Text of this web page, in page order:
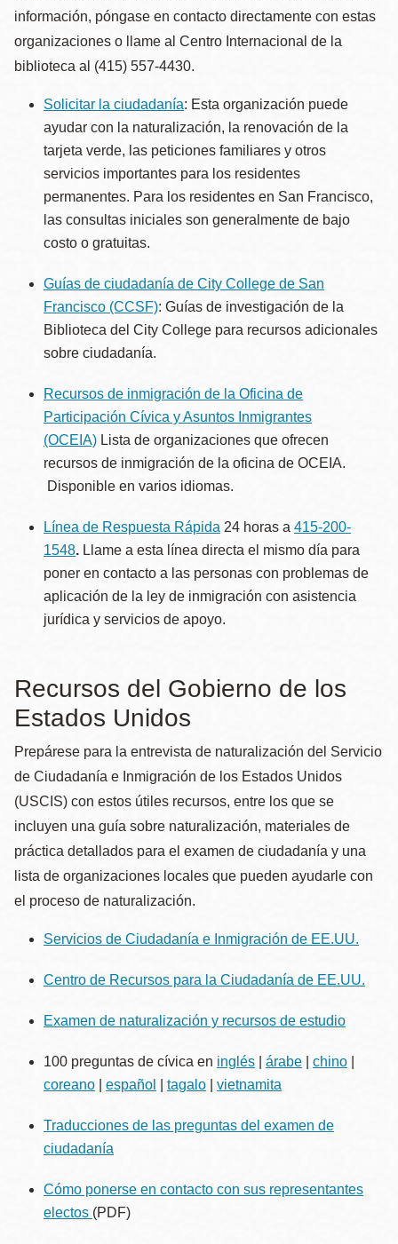
información, póngase en contacto directamente con estas
organizaciones o llame al Centro Internacional de la
biblioteca al (415) 557-4430.
Solicitar la ciudadanía: Esta organización puede
ayudar con la naturalización, la renovación de la
tarjeta verde, las peticiones familiares y otros
servicios importantes para los residentes
permanentes. Para los residentes en San Francisco,
las consultas iniciales son generalmente de bajo
costo o gratuitas.
Guías de ciudadanía de City College de San
Francisco (CCSF): Guías de investigación de la
Biblioteca del City College para recursos adicionales
sobre ciudadanía.
Recursos de inmigración de la Oficina de
Participación Cívica y Asuntos Inmigrantes
(OCEIA) Lista de organizaciones que ofrecen
recursos de inmigración de la oficina de OCEIA.
Disponible en varios idiomas.
Línea de Respuesta Rápida 24 horas a 415-200-
1548. Llame a esta línea directa el mismo día para
poner en contacto a las personas con problemas de
aplicación de la ley de inmigración con asistencia
jurídica y servicios de apoyo.
Recursos del Gobierno de los
Estados Unidos
Prepárese para la entrevista de naturalización del Servicio
de Ciudadanía e Inmigración de los Estados Unidos
(USCIS) con estos útiles recursos, entre los que se
incluyen una guía sobre naturalización, materiales de
práctica detallados para el examen de ciudadanía y una
lista de organizaciones locales que pueden ayudarle con
el proceso de naturalización.
Servicios de Ciudadanía e Inmigración de EE.UU.
Centro de Recursos para la Ciudadanía de EE.UU.
Examen de naturalización y recursos de estudio
100 preguntas de cívica en inglés árabe chino
coreano
español tagalo vietnamita
Traducciones de las preguntas del examen de
ciudadanía
Cómo ponerse en contacto con sus representantes
electos (PDF)